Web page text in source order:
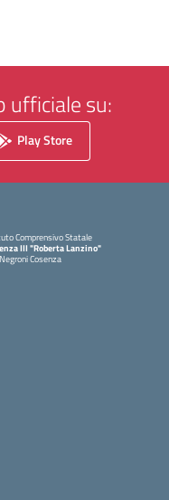
ufficiale su:
Play Store
Comprensivo Statale
III "Roberta Lanzino"
Cosenza
la pagina iniziale della scuola